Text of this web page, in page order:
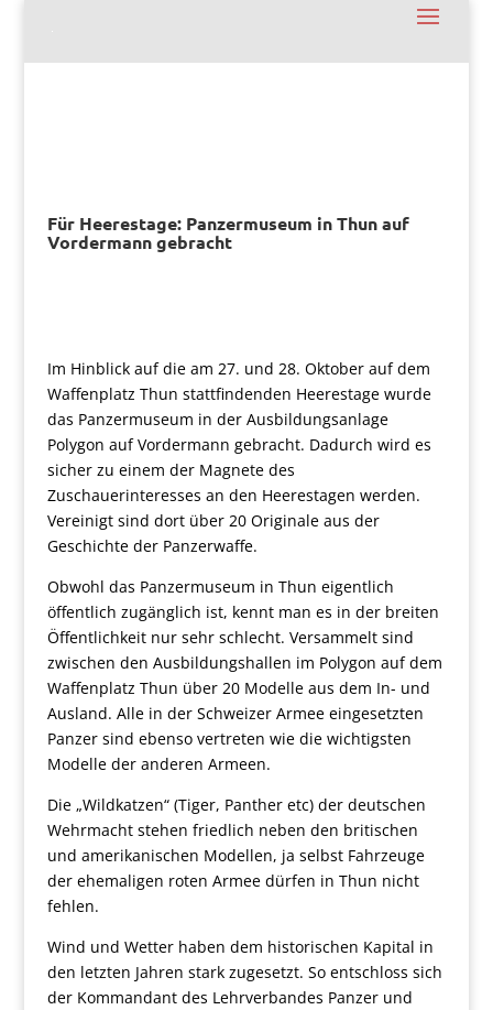
Für Heerestage: Panzermuseum in Thun auf
Vordermann gebracht
Im Hinblick auf die am 27. und 28. Oktober auf dem
Waffenplatz Thun stattfindenden Heerestage wurde
das Panzermuseum in der Ausbildungsanlage
Polygon auf Vordermann gebracht. Dadurch wird es
sicher zu einem der Magnete des
Zuschauerinteresses an den Heerestagen werden.
Vereinigt sind dort über 20 Originale aus der
Geschichte der Panzerwaffe.
Obwohl das Panzermuseum in Thun eigentlich
öffentlich zugänglich ist, kennt man es in der breiten
Öffentlichkeit nur sehr schlecht. Versammelt sind
zwischen den Ausbildungshallen im Polygon auf dem
Waffenplatz Thun über 20 Modelle aus dem In- und
Ausland. Alle in der Schweizer Armee eingesetzten
Panzer sind ebenso vertreten wie die wichtigsten
Modelle der anderen Armeen.
Die „Wildkatzen“ (Tiger, Panther etc) der deutschen
Wehrmacht stehen friedlich neben den britischen
und amerikanischen Modellen, ja selbst Fahrzeuge
der ehemaligen roten Armee dürfen in Thun nicht
fehlen.
Wind und Wetter haben dem historischen Kapital in
den letzten Jahren stark zugesetzt. So entschloss sich
der Kommandant des Lehrverbandes Panzer und